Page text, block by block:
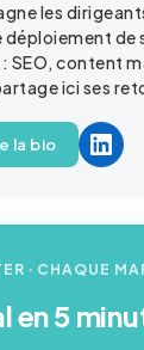
les
déploiement de
SEO, content
ici ses
la bio
· CHAQUE
en 5